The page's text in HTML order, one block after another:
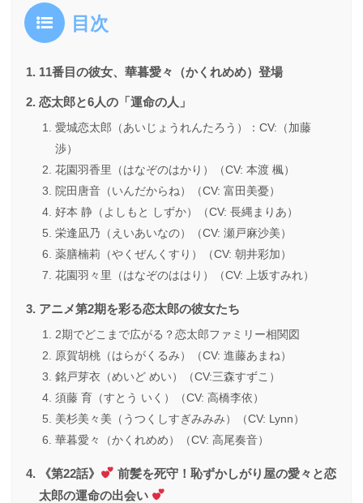
目次
11番目の彼女、華暮愛々（かくれめめ）登場
恋太郎と6人の「運命の人」
愛城恋太郎（あいじょうれんたろう）：CV:（加藤
渉）
花園羽香里（はなぞのはかり）（CV: 本渡 楓）
院田唐音（いんだからね）（CV: 富田美憂）
好本 静（よしもと しずか）（CV: 長縄まりあ）
栄逢凪乃（えいあいなの）（CV: 瀬戸麻沙美）
薬膳楠莉（やくぜんくすり）（CV: 朝井彩加）
花園羽々里（はなぞのははり）（CV: 上坂すみれ）
アニメ第2期を彩る恋太郎の彼女たち
2期でどこまで広がる？恋太郎ファミリー相関図
原賀胡桃（はらがくるみ）（CV: 進藤あまね）
銘戸芽衣（めいど めい）（CV:三森すずこ）
須藤 育（すとう いく）（CV: 高橋李依）
美杉美々美（うつくしすぎみみみ）（CV: Lynn）
華暮愛々（かくれめめ）（CV: 高尾奏音）
《第22話》
前髪を死守！恥ずかしがり屋の愛々と恋
太郎の運命の出会い